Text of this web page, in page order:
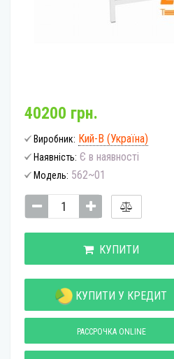
40200 грн.
Виробник: Кий-В (Україна)
Наявність: Є в наявності
Модель: 562~01
КУПИТИ
КУПИТИ У КРЕДИТ
РАССРОЧКА ONLINE